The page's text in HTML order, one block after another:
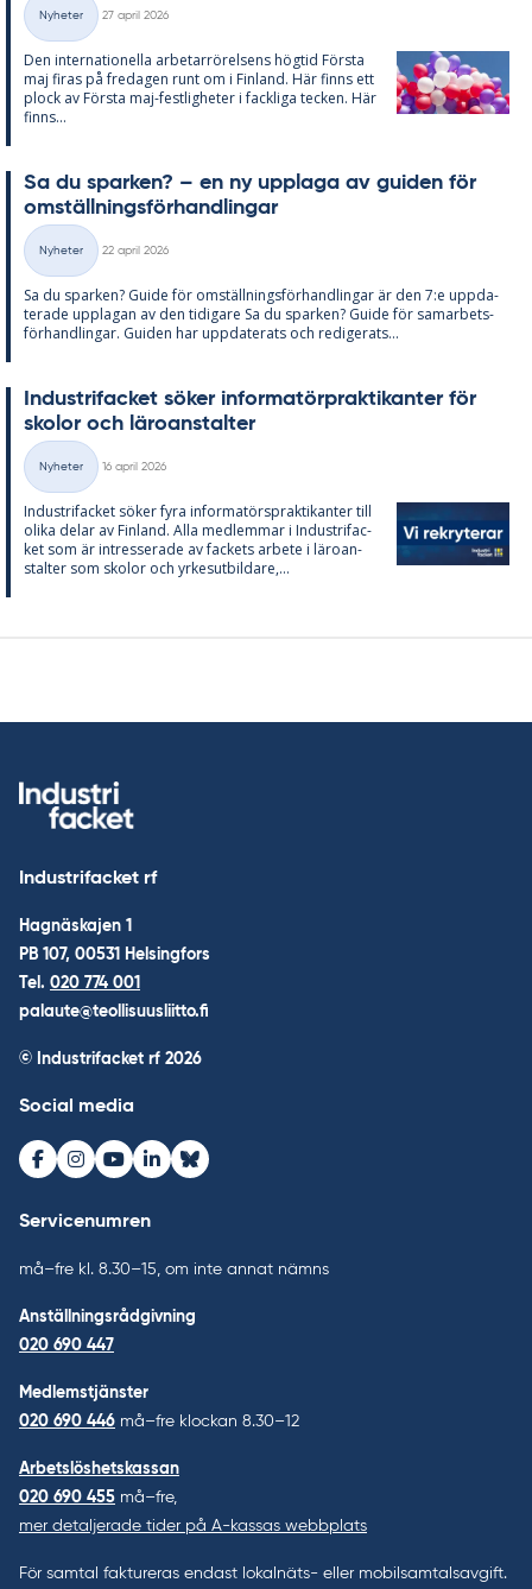
Kategorier
Nyheter
27 april 2026
Den in­ter­na­tio­nel­la ar­be­tar­rö­rel­sens hög­tid Förs­ta
maj fi­ras på fre­da­gen runt om i Fin­land. Här fin­ns ett
plock av Förs­ta maj-fest­lig­he­ter i fack­li­ga tec­ken. Här
fin­ns...
Sa du spar­ken? – en ny upp­laga av gui­den för
om­ställ­nings­för­hand­ling­ar
Kategorier
Nyheter
22 april 2026
Sa du spar­ken? Guide för om­ställ­nings­för­hand­ling­ar är den 7:e upp­da­
te­ra­de upp­la­gan av den ti­di­ga­re Sa du spar­ken? Guide för sam­ar­bets­
för­hand­ling­ar. Gui­den har upp­da­te­ra­ts och re­di­ge­ra­ts...
In­du­stri­fac­ket sö­ker in­for­ma­törprak­ti­kan­ter för
sko­lor och läro­an­stal­ter
Kategorier
Nyheter
16 april 2026
In­du­stri­fac­ket sö­ker fyra in­for­ma­tör­sprak­ti­kan­ter till
oli­ka de­lar av Fin­land. Alla med­lem­mar i In­du­stri­fac­
ket som är in­tres­se­ra­de av fac­kets ar­bete i läro­an­
stal­ter som sko­lor och yr­kes­ut­bil­da­re,...
Industrifacket rf
Hagnäskajen 1
PB 107, 00531 Helsingfors
Tel. 020 774 001
palaute@teollisuusliitto.fi
© Industrifacket rf 2026
Social media
Facebook
Instagram
Youtube
LinkedInBluesky
Servicenumren
må–fre kl. 8.30–15, om inte annat nämns
Anställningsrådgivning
020 690 447
Medlemstjänster
020 690 446 må–fre klockan 8.30–12
Arbetslöshetskassan
020 690 455 må–fre,
mer detaljerade tider på A-kassas webbplats
För samtal faktureras endast lokalnäts- eller mobilsamtalsavgift.